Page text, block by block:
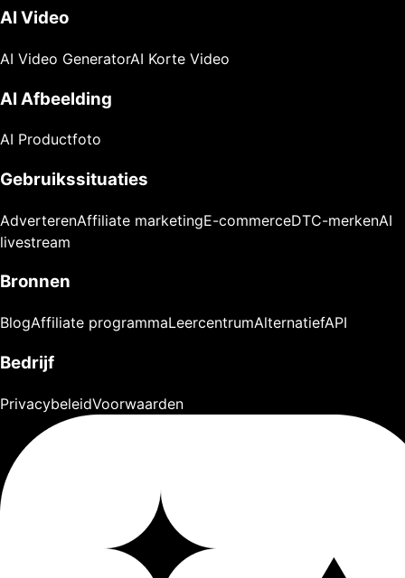
AI Video
AI Video GeneratorAI Korte Video
AI Afbeelding
AI Productfoto
Gebruikssituaties
AdverterenAffiliate marketingE-commerceDTC-merkenAI
livestream
Bronnen
BlogAffiliate programmaLeercentrumAlternatiefAPI
Bedrijf
PrivacybeleidVoorwaarden